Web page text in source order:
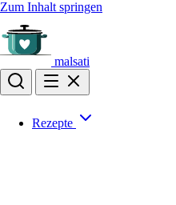
Zum Inhalt springen
malsati
Rezepte